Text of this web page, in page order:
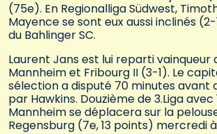
(75e). En Regionalliga Südwest,
Mayence se sont eux aussi inclinés
du Bahlinger SC.
Laurent Jans est lui reparti
Mannheim et Fribourg II (3-1). Le
sélection a disputé 70 minutes avant
par Hawkins. Douzième de 3.Liga avec
Mannheim se déplacera sur la
Regensburg (7e, 13 points) mercredi à